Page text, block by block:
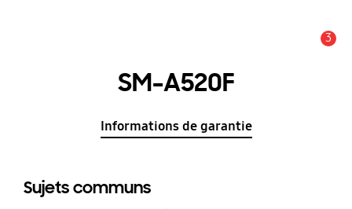
3
SM-A520F
Informations de garantie
Sujets communs